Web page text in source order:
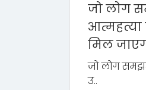
जो लोग
आत्महत्या
मिल
जो लोग
उ..